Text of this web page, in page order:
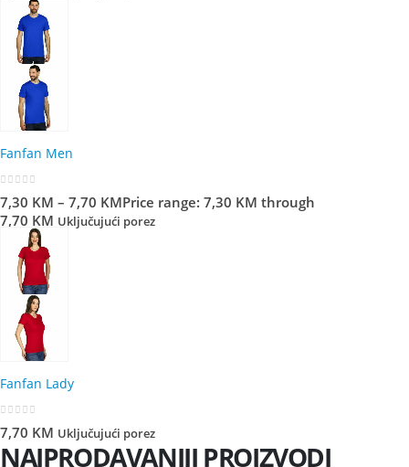
Fanfan Men
7,30 KM – 7,70 KMPrice range: 7,30 KM through
7,70 KM Uključujući porez
Fanfan Lady
7,70 KM Uključujući porez
NAJPRODAVANIJI PROIZVODI